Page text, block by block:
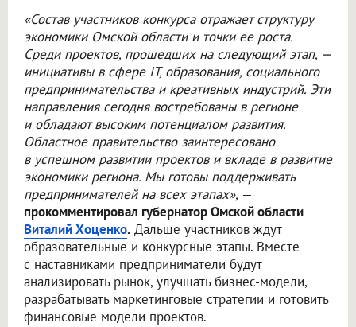
«Состав участников конкурса отражает структуру
экономики Омской области и точки ее роста.
Среди проектов, прошедших на следующий этап, —
инициативы в сфере IT, образования, социального
предпринимательства и креативных индустрий. Эти
направления сегодня востребованы в регионе
и обладают высоким потенциалом развития.
Областное правительство заинтересовано
в успешном развитии проектов и вкладе в развитие
экономики региона. Мы готовы поддерживать
предпринимателей на всех этапах», —
прокомментировал губернатор Омской области
Виталий Хоценко. Дальше участников ждут
образовательные и конкурсные этапы. Вместе
с наставниками предприниматели будут
анализировать рынок, улучшать бизнес-модели,
разрабатывать маркетинговые стратегии и готовить
финансовые модели проектов.